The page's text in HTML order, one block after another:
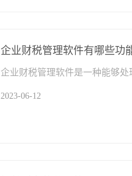
企业财税管理软件有哪些功
2023-06-12